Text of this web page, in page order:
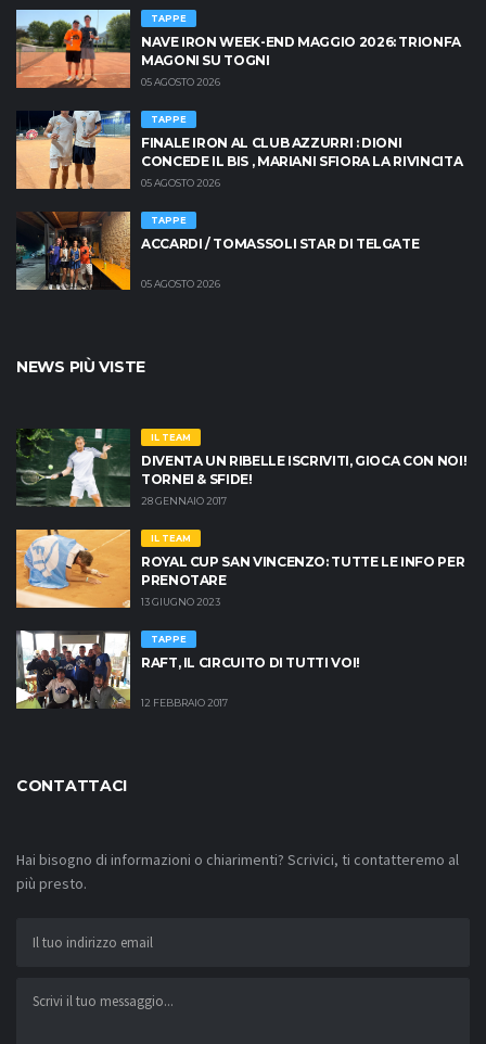
TAPPE
NAVE IRON WEEK-END MAGGIO 2026: TRIONFA
MAGONI SU TOGNI
05 AGOSTO 2026
TAPPE
FINALE IRON AL CLUB AZZURRI : DIONI
CONCEDE IL BIS , MARIANI SFIORA LA RIVINCITA
05 AGOSTO 2026
TAPPE
ACCARDI / TOMASSOLI STAR DI TELGATE
05 AGOSTO 2026
NEWS PIÙ VISTE
IL TEAM
DIVENTA UN RIBELLE ISCRIVITI, GIOCA CON NOI!
TORNEI & SFIDE!
28 GENNAIO 2017
IL TEAM
ROYAL CUP SAN VINCENZO: TUTTE LE INFO PER
PRENOTARE
13 GIUGNO 2023
TAPPE
RAFT, IL CIRCUITO DI TUTTI VOI!
12 FEBBRAIO 2017
CONTATTACI
Hai bisogno di informazioni o chiarimenti? Scrivici, ti contatteremo al
più presto.